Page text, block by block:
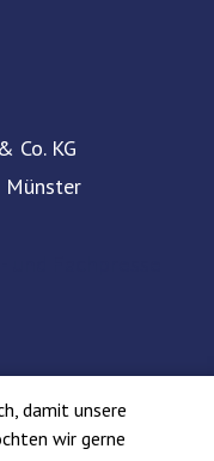
damit unsere
wir gerne
– ob in der
Italien, der
in der Apotheke
Co. KG